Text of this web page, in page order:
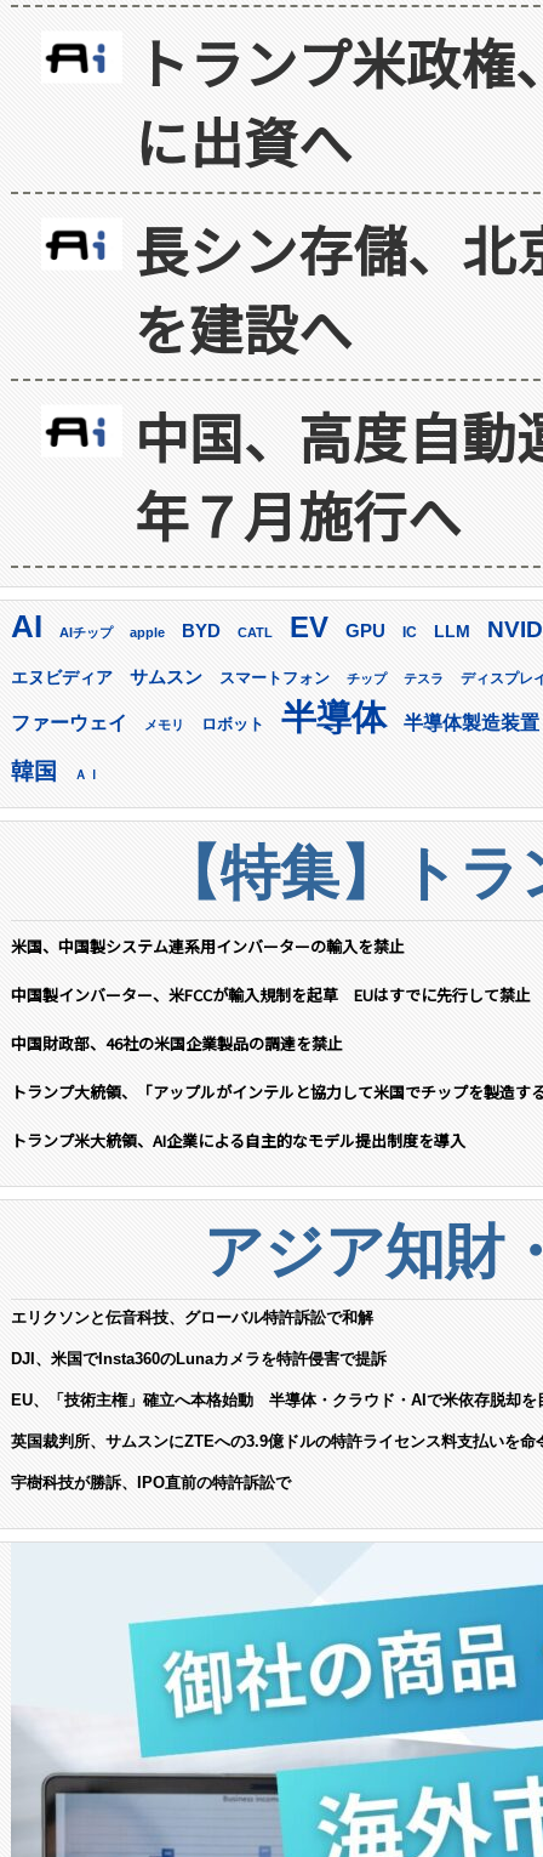
トランプ米政
に出資へ
長シン存儲、北
を建設へ
中国、高度自
年７月施行へ
AI AIチップ apple BYD CATL EV GPU IC LLM
エヌビディア サムスン スマートフォン チップ テスラ ディスプレ
ファーウェイ メモリ ロボット 半導体 半導体製造装置
韓国 ＡＩ
【特集】ト
米国、中国製システム連系用インバーターの輸入を禁止
中国製インバーター、米FCCが輸入規制を起草 EUはすでに先行して禁止
中国財政部、46社の米国企業製品の調達を禁止
トランプ大統領、「アップルがインテルと協力して米国でチップを製造す
トランプ米大統領、AI企業による自主的なモデル提出制度を導入
アジア知財
エリクソンと伝音科技、グローバル特許訴訟で和解
DJI、米国でInsta360のLunaカメラを特許侵害で提訴
EU、「技術主権」確立へ本格始動 半導体・クラウド・AIで米依存脱却を
英国裁判所、サムスンにZTEへの3.9億ドルの特許ライセンス料支払いを命
宇樹科技が勝訴、IPO直前の特許訴訟で